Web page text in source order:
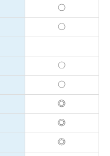
〇
〇
〇
〇
◎
◎
◎